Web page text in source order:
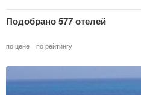
Египет
Подобрано 577 отелей
по цене по рейтингу